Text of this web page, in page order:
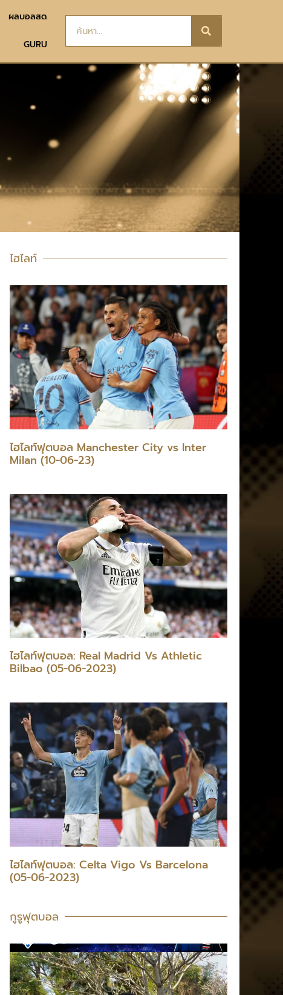
ผลบอลสด
GURU
ไฮไลท์
ไฮไลท์ฟุตบอล Manchester City vs Inter
Milan (10-06-23)
ไฮไลท์ฟุตบอล: Real Madrid Vs Athletic
Bilbao (05-06-2023)
ไฮไลท์ฟุตบอล: Celta Vigo Vs Barcelona
(05-06-2023)
กูรูฟุตบอล